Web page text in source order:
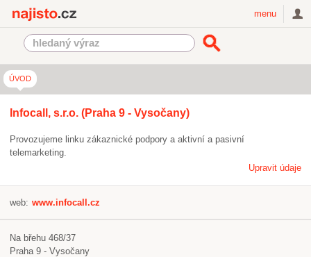
menu
ÚVOD
Infocall, s.r.o. (Praha 9 - Vysočany)
Provozujeme linku zákaznické podpory a aktivní a pasivní
telemarketing.
Upravit údaje
web: www.infocall.cz
Na břehu 468/37
Praha 9 - Vysočany